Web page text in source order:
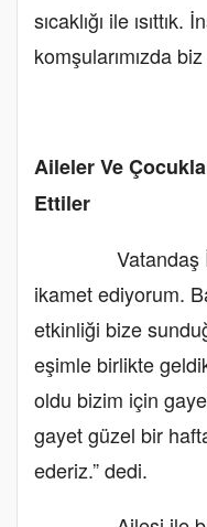
sıcaklığı ile
komşularımızda
Aileler Ve
Ettiler
Vatandaş İrem
ikamet ediyorum.
etkinliği bize
eşimle birlikte
oldu bizim için
gayet güzel bir
ederiz.” dedi.